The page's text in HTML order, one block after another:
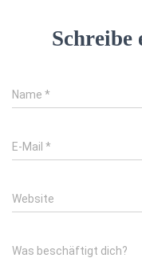
Schreibe
Name *
E-Mail *
Website
Was beschäftigt dich?